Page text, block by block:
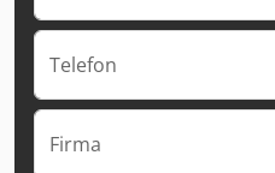
Telefon
Firma